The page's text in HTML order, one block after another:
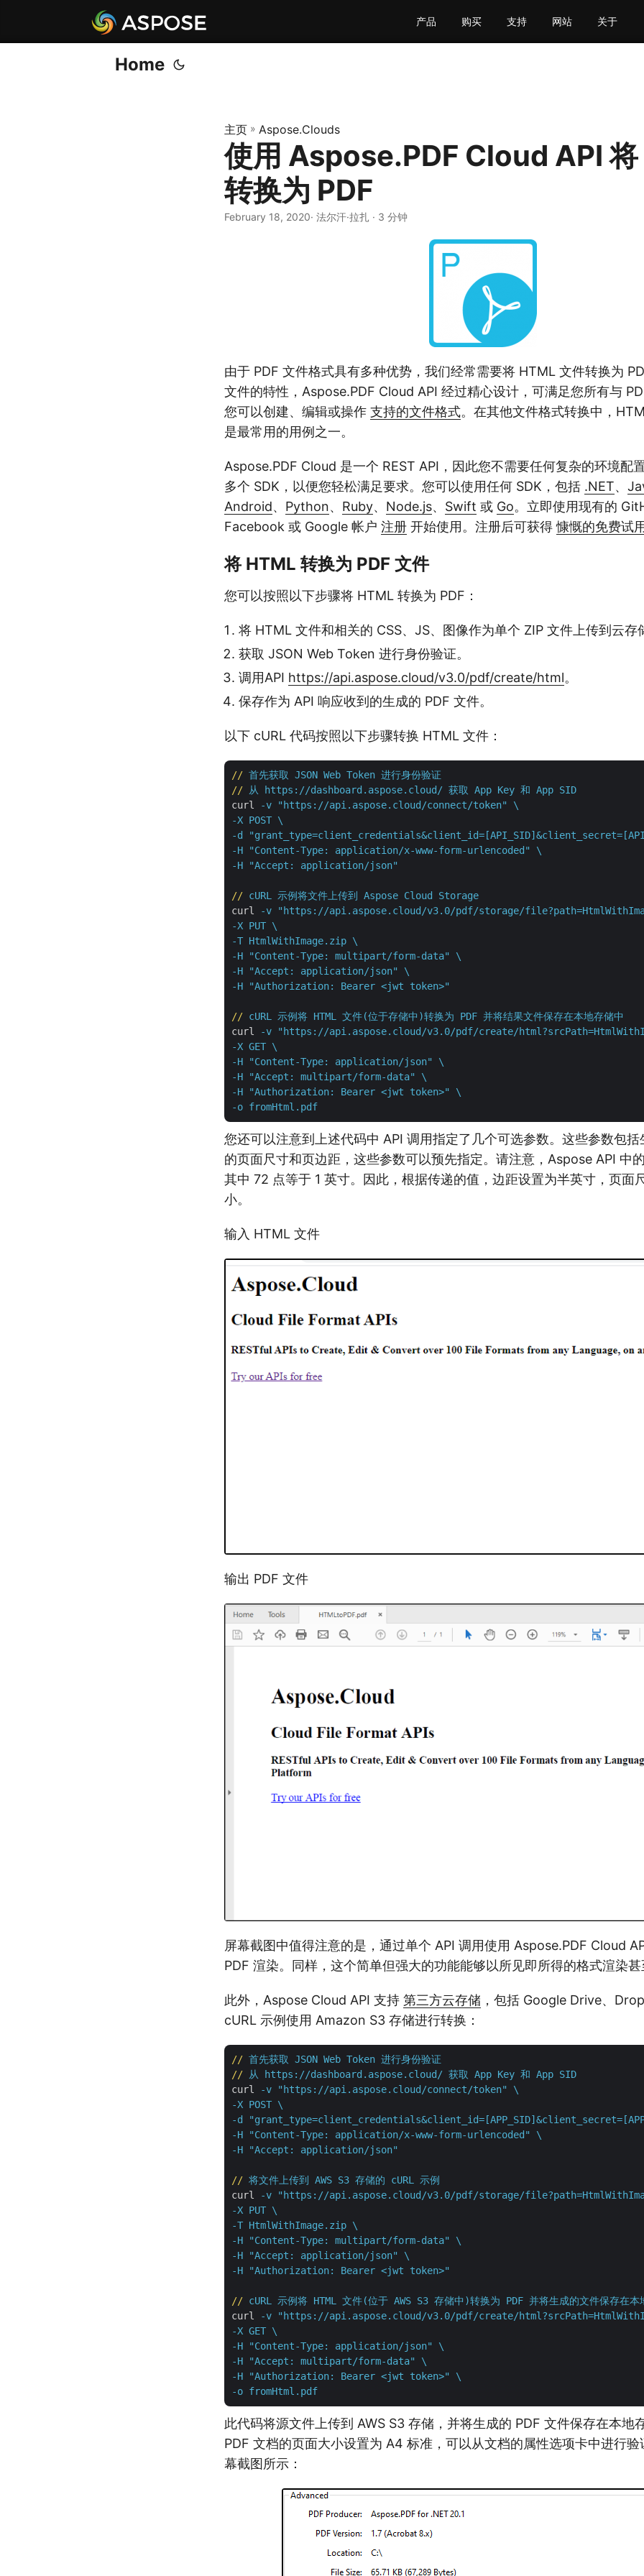
产品 购买 支持 网站 关于
Home
主页 » Aspose.Clouds
使用 Aspose.PDF Cloud API
转换为 PDF
February 18, 2020· 法尔汗·拉扎 · 3 分钟
由于 PDF 文件格式具有多种优势，我们经常需要将 HTML 文件转换为
文件的特性，Aspose.PDF Cloud API 经过精心设计，可满足您所有与
您可以创建、编辑或操作 支持的文件格式。在其他文件格式转换中，
是最常用的用例之一。
Aspose.PDF Cloud 是一个 REST API，因此您不需要任何复杂的环境配
多个 SDK，以便您轻松满足要求。您可以使用任何 SDK，包括 .NET、
Android、 Python、 Ruby、 Node.js、 Swift 或 Go。立即使用现有的
Facebook 或 Google 帐户 注册 开始使用。注册后可获得慷慨的免费试用
将 HTML 转换为 PDF 文件
您可以按照以下步骤将 HTML 转换为 PDF：
将 HTML 文件和相关的 CSS、JS、图像作为单个 ZIP 文件上传到云存
获取 JSON Web Token 进行身份验证。
调用API https://api.aspose.cloud/v3.0/pdf/create/html。
保存作为 API 响应收到的生成的 PDF 文件。
以下 cURL 代码按照以下步骤转换 HTML 文件：
// 首先获取 JSON Web Token 进行身份验证
//
从 https://dashboard.aspose.cloud/ 获取 App Key 和 App SID
curl
-v "https://api.aspose.cloud/connect/token" \
-X POST \
-d
-H "Content-Type: application/x-www-form-urlencoded" \
-H "Accept: application/json"
// cURL 示例将文件上传到 Aspose Cloud Storage
curl
-v "https://api.aspose.cloud/v3.0/pdf/storage/
-X PUT \
-T HtmlWithImage.zip \
-H "Content-Type: multipart/form-data" \
-H "Accept: application/json" \
-H "Authorization: Bearer <jwt token>"
// cURL 示例将 HTML 文件(位于存储中)转换为 PDF 并将结果文件保存在本地存储中
curl
-v "https://api.aspose.cloud/v3.0/pdf/create/
-X GET \
-H "Content-Type: application/json" \
-H "Accept: multipart/form-data" \
-H "Authorization: Bearer <jwt token>" \
-o fromHtml.pdf
您还可以注意到上述代码中 API 调用指定了几个可选参数。这些参数包括
的页面尺寸和页边距，这些参数可以预先指定。请注意，Aspose API 中
其中 72 点等于 1 英寸。因此，根据传递的值，边距设置为半英寸，页面
小。
输入 HTML 文件
输出 PDF 文件
屏幕截图中值得注意的是，通过单个 API 调用使用 Aspose.PDF Cloud
PDF 渲染。同样，这个简单但强大的功能能够以所见即所得的格式渲染甚
此外，Aspose Cloud API 支持 第三方云存储 ，包括 Google Drive、
cURL 示例使用 Amazon S3 存储进行转换：
// 首先获取 JSON Web Token 进行身份验证
//
从 https://dashboard.aspose.cloud/ 获取 App Key 和 App SID
curl
-v "https://api.aspose.cloud/connect/token" \
-X POST \
-d
-H "Content-Type: application/x-www-form-urlencoded" \
-H "Accept: application/json"
// 将文件上传到 AWS S3 存储的 cURL 示例
curl
-v "https://api.aspose.cloud/v3.0/pdf/storage/
-X PUT \
-T HtmlWithImage.zip \
-H "Content-Type: multipart/form-data" \
-H "Accept: application/json" \
-H "Authorization: Bearer <jwt token>"
// cURL 示例将 HTML 文件(位于 AWS S3 存储中)转换为 PDF 并将生成的文件保存在本
curl
-v "https://api.aspose.cloud/v3.0/pdf/create/
-X GET \
-H "Content-Type: application/json" \
-H "Accept: multipart/form-data" \
-H "Authorization: Bearer <jwt token>" \
-o fromHtml.pdf
此代码将源文件上传到 AWS S3 存储，并将生成的 PDF 文件保存在本地
PDF 文档的页面大小设置为 A4 标准，可以从文档的属性选项卡中进行
幕截图所示：